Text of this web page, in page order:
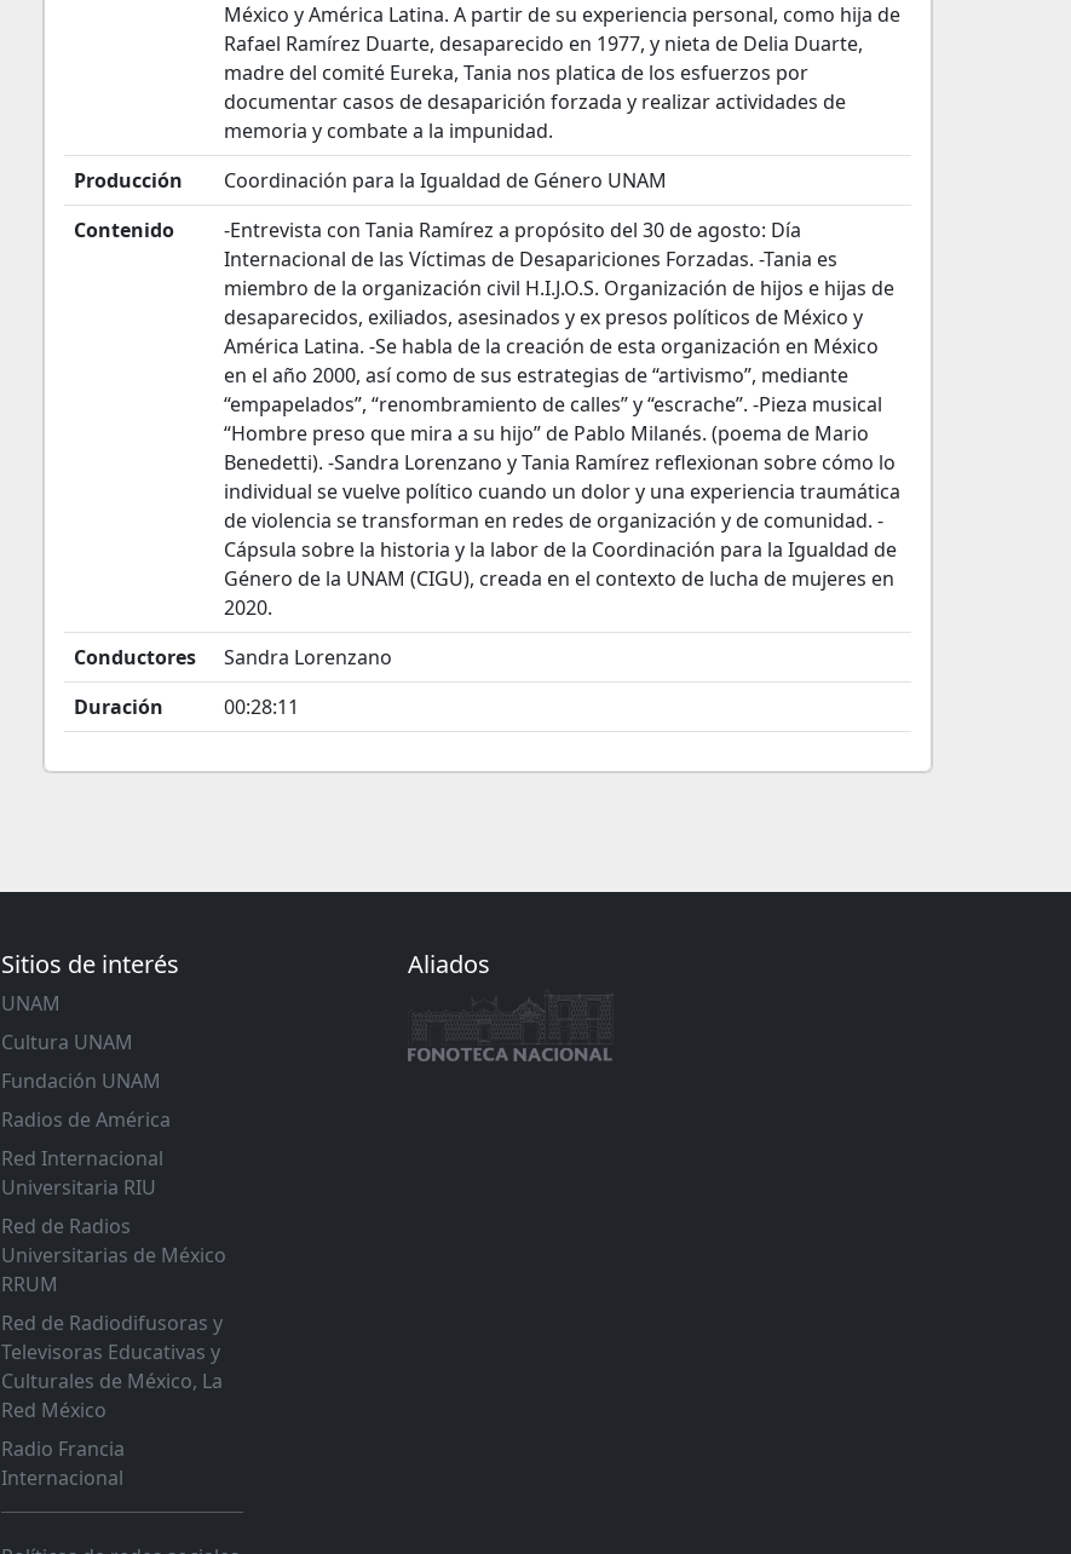
México y América Latina. A partir de su experiencia personal, como hija de
Rafael Ramírez Duarte, desaparecido en 1977, y nieta de Delia Duarte,
madre del comité Eureka, Tania nos platica de los esfuerzos por
documentar casos de desaparición forzada y realizar actividades de
memoria y combate a la impunidad.
Producción
Coordinación para la Igualdad de Género UNAM
Contenido
-Entrevista con Tania Ramírez a propósito del 30 de agosto: Día
Internacional de las Víctimas de Desapariciones Forzadas. -Tania es
miembro de la organización civil H.I.J.O.S. Organización de hijos e hijas de
desaparecidos, exiliados, asesinados y ex presos políticos de México y
América Latina. -Se habla de la creación de esta organización en México
en el año 2000, así como de sus estrategias de “artivismo”, mediante
“empapelados”, “renombramiento de calles” y “escrache”. -Pieza musical
“Hombre preso que mira a su hijo” de Pablo Milanés. (poema de Mario
Benedetti). -Sandra Lorenzano y Tania Ramírez reflexionan sobre cómo lo
individual se vuelve político cuando un dolor y una experiencia traumática
de violencia se transforman en redes de organización y de comunidad. -
Cápsula sobre la historia y la labor de la Coordinación para la Igualdad de
Género de la UNAM (CIGU), creada en el contexto de lucha de mujeres en
2020.
Conductores
Sandra Lorenzano
Duración
00:28:11
Sitios de interés
UNAM
Cultura UNAM
Fundación UNAM
Radios de América
Red Internacional
Universitaria RIU
Red de Radios
Universitarias de México
RRUM
Red de Radiodifusoras y
Televisoras Educativas y
Culturales de México, La
Red México
Radio Francia
Internacional
Aliados